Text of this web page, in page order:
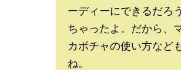
ーディーにできるだろ
ちゃったよ。だから、
カボチャの使い方など
ね。